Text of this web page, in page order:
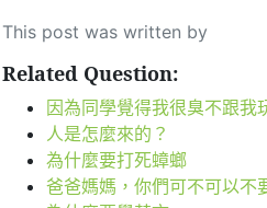
This post was written by
Related Question:
因為同學覺得我很臭不跟我
人是怎麼來的？
為什麼要打死蟑螂
爸爸媽媽，你們可不可以不